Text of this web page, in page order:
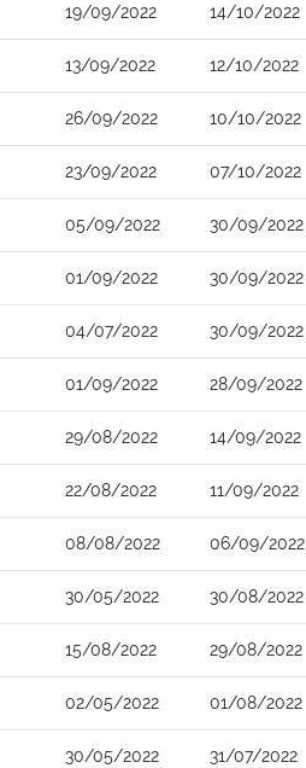
19/09/2022 14/10/2022
13/09/2022 12/10/2022
26/09/2022 10/10/2022
23/09/2022 07/10/2022
05/09/2022 30/09/2022
01/09/2022 30/09/2022
04/07/2022 30/09/2022
01/09/2022 28/09/2022
29/08/2022 14/09/2022
22/08/2022 11/09/2022
08/08/2022 06/09/2022
30/05/2022 30/08/2022
15/08/2022 29/08/2022
02/05/2022 01/08/2022
30/05/2022 31/07/2022